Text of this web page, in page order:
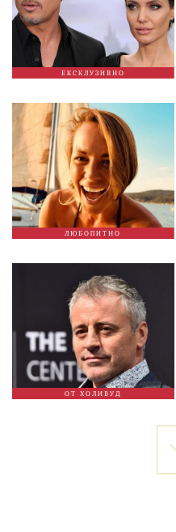
ЕКСКЛУЗИВНО
ЛЮБОПИТНО
ОТ ХОЛИВУД